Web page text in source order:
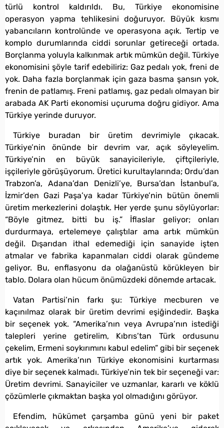
türlü kontrol kaldırıldı. Bu, Türkiye ekonomisine
operasyon yapma tehlikesini doğuruyor. Büyük kısmı
yabancıların kontrolünde ve operasyona açık. Tertip ve
komplo durumlarında ciddi sorunlar getireceği ortada.
Borçlanma yoluyla kalkınmak artık mümkün değil. Türkiye
ekonomisini şöyle tarif edebiliriz: Gaz pedalı yok, freni de
yok. Daha fazla borçlanmak için gaza basma şansın yok,
frenin de patlamış. Freni patlamış, gaz pedalı olmayan bir
arabada AK Parti ekonomisi uçuruma doğru gidiyor. Ama
Türkiye yerinde duruyor.
Türkiye buradan bir üretim devrimiyle çıkacak.
Türkiye’nin önünde bir devrim var, açık söyleyelim.
Türkiye’nin en büyük sanayicileriyle, çiftçileriyle,
işçileriyle görüşüyorum. Üretici kurultaylarında; Ordu’dan
Trabzon’a, Adana’dan Denizli’ye, Bursa’dan İstanbul’a,
İzmir’den Gazi Paşa’ya kadar Türkiye’nin bütün önemli
üretim merkezlerini dolaştık. Her yerde şunu söylüyorlar:
“Böyle gitmez, bitti bu iş.” İflaslar geliyor; onları
durdurmaya, ertelemeye çalıştılar ama artık mümkün
değil. Dışarıdan ithal edemediği için sanayide işten
atmalar ve fabrika kapanmaları ciddi olarak gündeme
geliyor. Bu, enflasyonu da olağanüstü körükleyen bir
tablo. Dolara olan hücum önümüzdeki dönemde artacak.
Vatan Partisi’nin farkı şu: Türkiye mecburen ve
kaçınılmaz olarak bir üretim devrimi eşiğindedir. Başka
bir seçenek yok. “Amerika’nın veya Avrupa’nın istediği
talepleri yerine getirelim, Kıbrıs’tan Türk ordusunu
çekelim, Ermeni soykırımını kabul edelim” gibi bir seçenek
artık yok. Amerika’nın Türkiye ekonomisini kurtarması
diye bir seçenek kalmadı. Türkiye’nin tek bir seçeneği var:
Üretim devrimi. Sanayiciler ve uzmanlar, kararlı ve köklü
çözümlerle çıkmaktan başka yol olmadığını görüyor.
Efendim, hükümet çarşamba günü yeni bir paket